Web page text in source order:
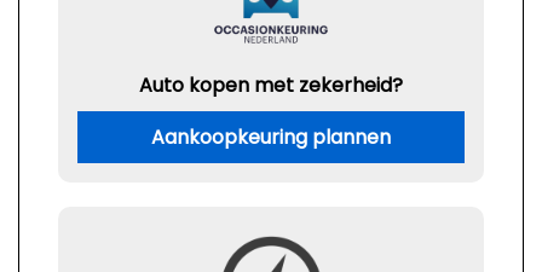
Auto kopen met zekerheid?
Aankoopkeuring plannen